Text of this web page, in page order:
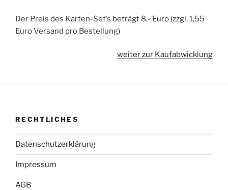
Der Preis des Karten-Set’s beträgt 8,- Euro (zzgl. 1,55
Euro Versand pro Bestellung)
weiter zur Kaufabwicklung
RECHTLICHES
Datenschutzerklärung
Impressum
AGB